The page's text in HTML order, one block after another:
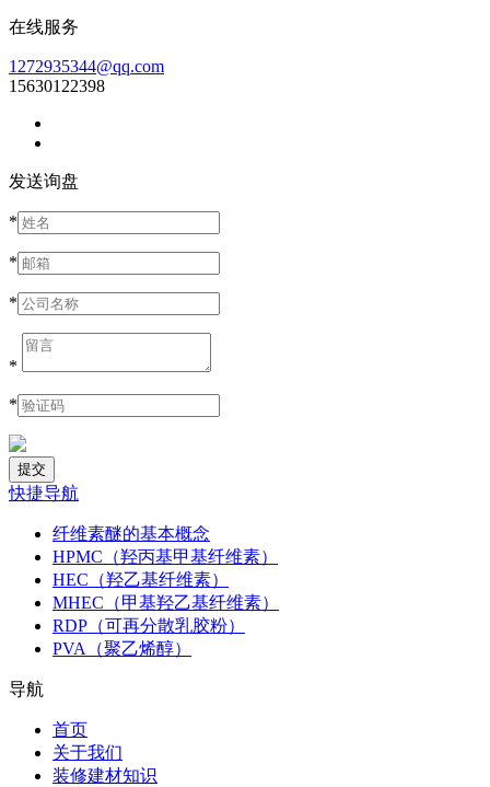
在线服务
1272935344@qq.com
15630122398
发送询盘
*
*
*
*
*
快捷导航
纤维素醚的基本概念
HPMC（羟丙基甲基纤维素）
HEC（羟乙基纤维素）
MHEC（甲基羟乙基纤维素）
RDP（可再分散乳胶粉）
PVA（聚乙烯醇）
导航
首页
关于我们
装修建材知识